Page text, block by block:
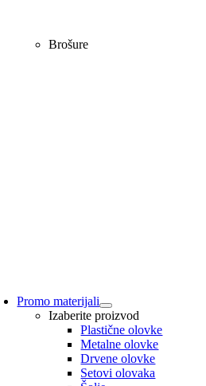
Brošure
Promo materijali
Izaberite proizvod
Plastične olovke
Metalne olovke
Drvene olovke
Setovi olovaka